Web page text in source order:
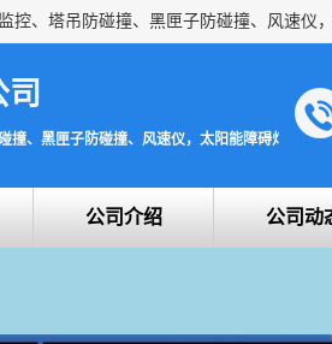
、黑匣子防碰撞、风速仪，太阳能障碍灯安全提
公司介绍 公司动